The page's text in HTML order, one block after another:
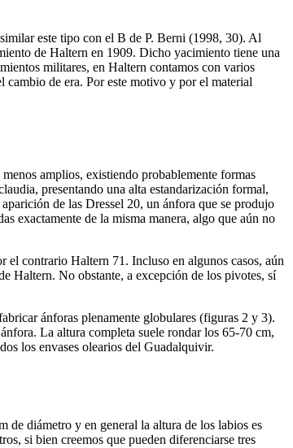
este tipo con el B de P. Berni (1998, 30). Al
de Haltern en 1909. Dicho yacimiento tiene una
militares, en Haltern contamos con varios
cambio de era. Por este motivo y por el material
amplios, existiendo probablemente formas
presentando una alta estandarización formal,
de las Dressel 20, un ánfora que se produjo
exactamente de la misma manera, algo que aún no
el contrario Haltern 71. Incluso en algunos casos, aún
Haltern. No obstante, a excepción de los pivotes, sí
ánforas plenamente globulares (figuras 2 y 3).
La altura completa suele rondar los 65-70 cm,
los envases olearios del Guadalquivir.
de diámetro y en general la altura de los labios es
si bien creemos que pueden diferenciarse tres